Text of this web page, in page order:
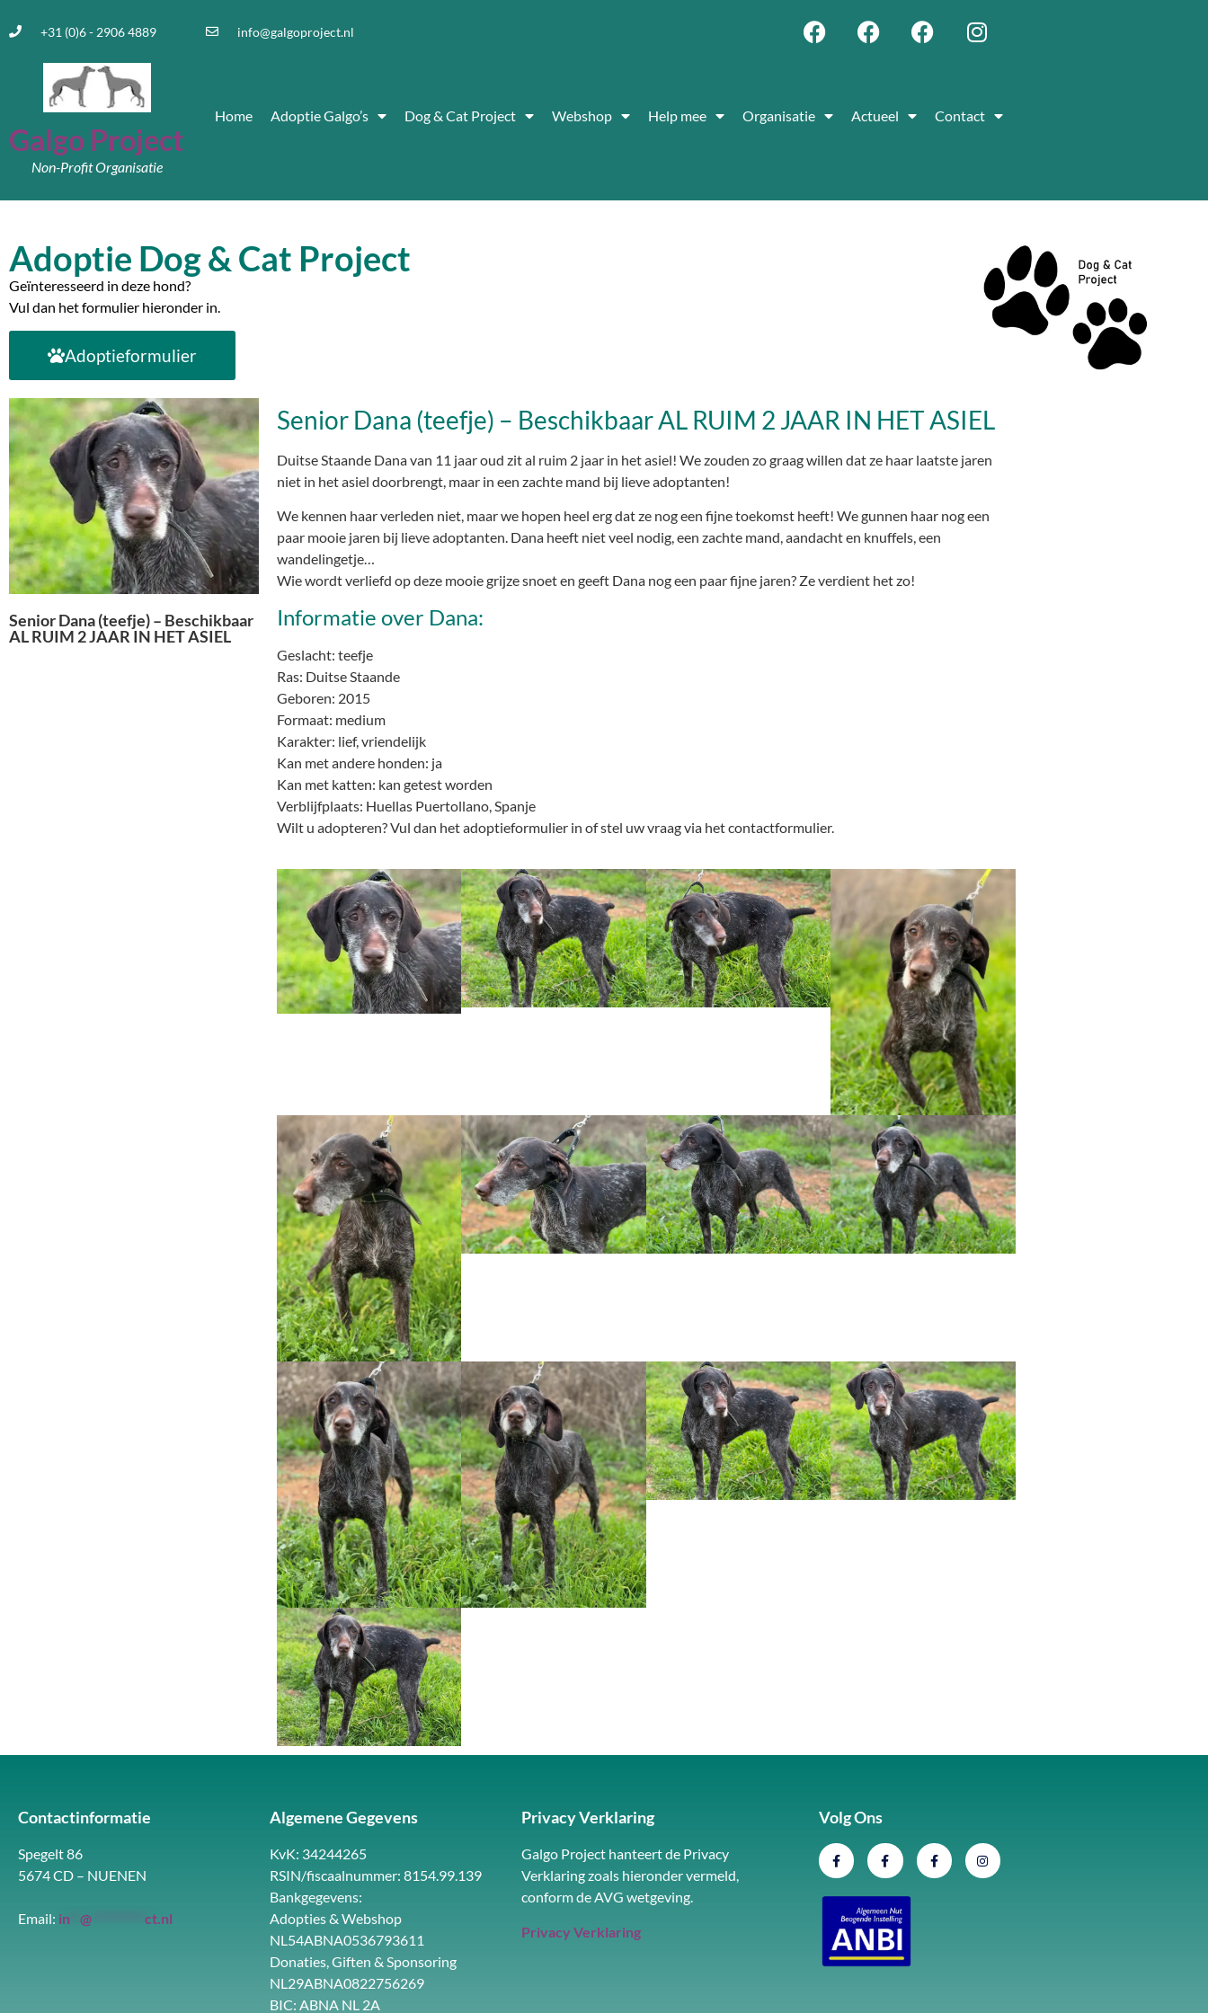
+31 (0)6 - 2906 4889 info@galgoproject.nl
Galgo Project
Non-Profit Organisatie
Home Adoptie Galgo’s Dog & Cat Project Webshop Help mee Organisatie Actueel Contact
Adoptie Dog & Cat Project
Geïnteresseerd in deze hond?
Vul dan het formulier hieronder in.
Adoptieformulier
Senior Dana (teefje) – Beschikbaar
AL RUIM 2 JAAR IN HET ASIEL
Senior Dana (teefje) – Beschikbaar AL RUIM 2 JAAR IN HET ASIEL
Duitse Staande Dana van 11 jaar oud zit al ruim 2 jaar in het asiel! We zouden zo graag willen dat ze haar laatste jaren
niet in het asiel doorbrengt, maar in een zachte mand bij lieve adoptanten!
We kennen haar verleden niet, maar we hopen heel erg dat ze nog een fijne toekomst heeft! We gunnen haar nog een
paar mooie jaren bij lieve adoptanten. Dana heeft niet veel nodig, een zachte mand, aandacht en knuffels, een
wandelingetje…
Wie wordt verliefd op deze mooie grijze snoet en geeft Dana nog een paar fijne jaren? Ze verdient het zo!
Informatie over Dana:
Geslacht: teefje
Ras: Duitse Staande
Geboren: 2015
Formaat: medium
Karakter: lief, vriendelijk
Kan met andere honden: ja
Kan met katten: kan getest worden
Verblijfplaats: Huellas Puertollano, Spanje
Wilt u adopteren? Vul dan het adoptieformulier in of stel uw vraag via het contactformulier.
Contactinformatie
Spegelt 86
5674 CD – NUENEN
Email: in @ ct.nl
Algemene Gegevens
KvK: 34244265
RSIN/fiscaalnummer: 8154.99.139
Bankgegevens:
Adopties & Webshop
NL54ABNA0536793611
Donaties, Giften & Sponsoring
NL29ABNA0822756269
BIC: ABNA NL 2A
Privacy Verklaring
Galgo Project hanteert de Privacy
Verklaring zoals hieronder vermeld,
conform de AVG wetgeving.
Privacy Verklaring
Volg Ons